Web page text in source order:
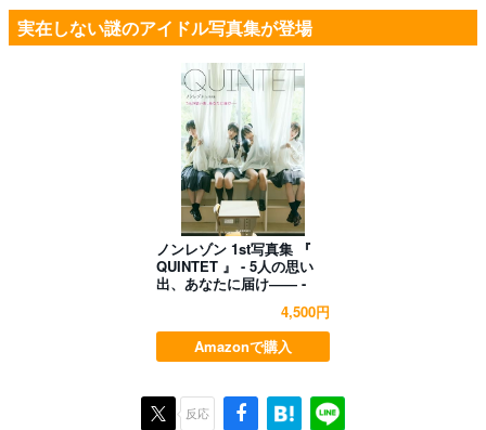
実在しない謎のアイドル写真集が登場
ノンレゾン 1st写真集 『
QUINTET 』 - 5人の思い
出、あなたに届け―― -
4,500円
Amazonで購入
反応